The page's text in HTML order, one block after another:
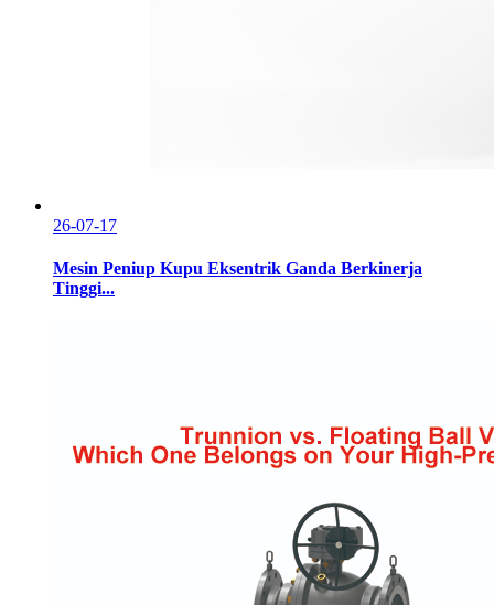
26-07-17
Mesin Peniup Kupu Eksentrik Ganda Berkinerja
Tinggi...